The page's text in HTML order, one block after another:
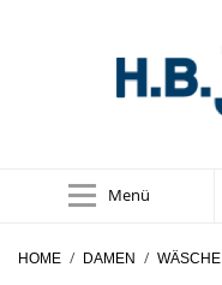
Menü
HOME / DAMEN / WÄSCHE